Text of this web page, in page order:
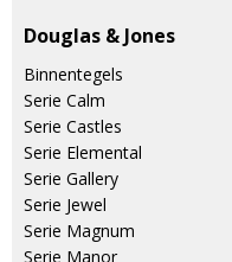
Douglas & Jones
Binnentegels
Serie Calm
Serie Castles
Serie Elemental
Serie Gallery
Serie Jewel
Serie Magnum
Serie Manor